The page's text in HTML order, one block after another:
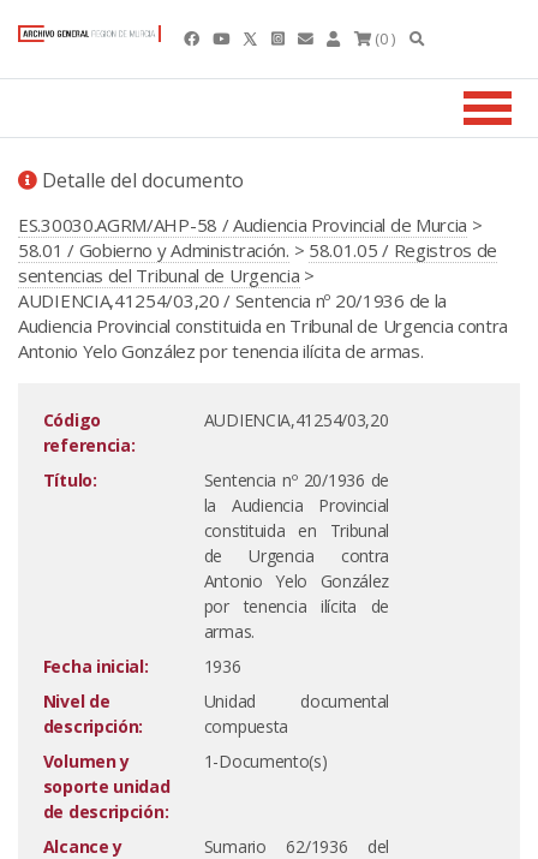
(0 )
Detalle del documento
ES.30030.AGRM/AHP-58 / Audiencia Provincial de Murcia >
58.01 / Gobierno y Administración. > 58.01.05 / Registros de
sentencias del Tribunal de Urgencia >
AUDIENCIA,41254/03,20 / Sentencia nº 20/1936 de la
Audiencia Provincial constituida en Tribunal de Urgencia contra
Antonio Yelo González por tenencia ilícita de armas.
Código
referencia:
AUDIENCIA,41254/03,20
Título:
Sentencia nº 20/1936 de
la Audiencia Provincial
constituida en Tribunal
de Urgencia contra
Antonio Yelo González
por tenencia ilícita de
armas.
Fecha inicial:
1936
Nivel de
descripción:
Unidad documental
compuesta
Volumen y
soporte unidad
de descripción:
1-Documento(s)
Alcance y
Sumario 62/1936 del